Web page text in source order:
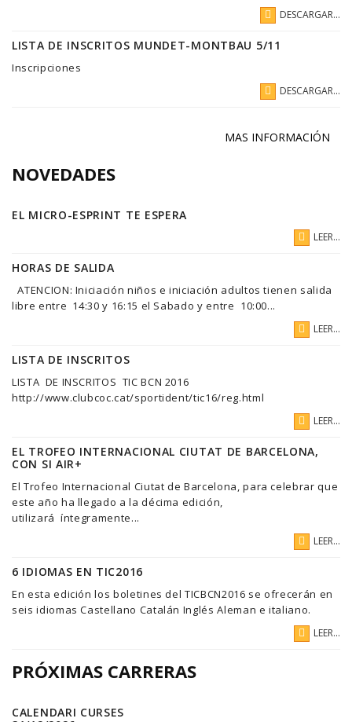
DESCARGAR...
LISTA DE INSCRITOS MUNDET-MONTBAU 5/11
Inscripciones
DESCARGAR...
MAS INFORMACIÓN
NOVEDADES
EL MICRO-ESPRINT TE ESPERA
LEER...
HORAS DE SALIDA
ATENCION: Iniciación niños e iniciación adultos tienen salida
libre entre 14:30 y 16:15 el Sabado y entre 10:00...
LEER...
LISTA DE INSCRITOS
LISTA DE INSCRITOS TIC BCN 2016
http://www.clubcoc.cat/sportident/tic16/reg.html
LEER...
EL TROFEO INTERNACIONAL CIUTAT DE BARCELONA,
CON SI AIR+
El Trofeo Internacional Ciutat de Barcelona, para celebrar que
este año ha llegado a la décima edición,
utilizará íntegramente...
LEER...
6 IDIOMAS EN TIC2016
En esta edición los boletines del TICBCN2016 se ofrecerán en
seis idiomas Castellano Catalán Inglés Aleman e italiano.
LEER...
PRÓXIMAS CARRERAS
CALENDARI CURSES